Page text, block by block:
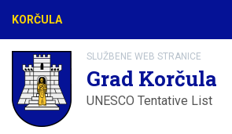
KORČULA
SLUŽBENE WEB STRANICE
Grad Korčula
UNESCO Tentative List